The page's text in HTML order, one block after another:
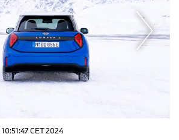
CET 2024